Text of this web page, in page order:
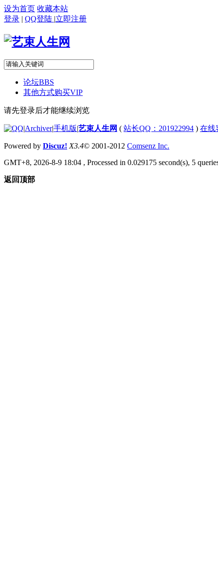
设为首页 收藏本站
登录 | QQ登陆 |立即注册
论坛BBS
其他方式购买VIP
请先登录后才能继续浏览
|Archiver|手机版|艺束人生网 ( 站长QQ：201922994 ) 在线
Powered by Discuz! X3.4© 2001-2012 Comsenz Inc.
GMT+8, 2026-8-9 18:04 , Processed in 0.029175 second(s), 5
返回顶部